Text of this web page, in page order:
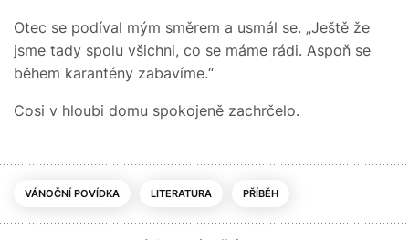
Otec se podíval mým směrem a usmál se. „Ještě že
jsme tady spolu všichni, co se máme rádi. Aspoň se
během karantény zabavíme.“
Cosi v hloubi domu spokojeně zachrčelo.
VÁNOČNÍ POVÍDKA LITERATURA PŘÍBĚH